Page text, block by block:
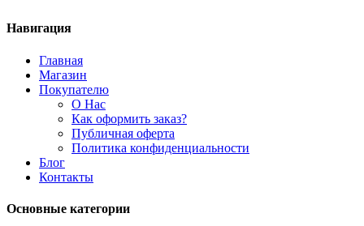
Навигация
Главная
Магазин
Покупателю
О Нас
Как оформить заказ?
Публичная оферта
Политика конфиденциальности
Блог
Контакты
Основные категории